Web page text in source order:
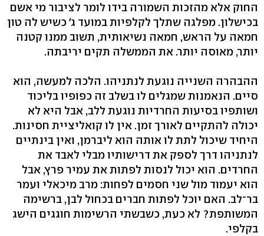
החוק אלא מהזכות השמורה בידו לומר לציבור מי אשם
בכישלון. מפלגה שתלך לקלפיות במועד ג' כשיש לה טון
חמאה על הראש, חמאה נשיאותית, תשוב ממנו קטנה
יותר, מאוסה יותר. את הממשלה תקים יריבתה.
ההבהרה השנייה נוגעת לנתניהו. הלכה למעשה, הוא
סיים. הנאמנות שמגלים לו בשלב זה כפופיו בליכוד
ושותפיו בסיעות החרדיות נוגעת ללב, אבל היא לא
יכולה להתקיים לאורך זמן. אין לו קואליציית חסינות.
היחיד שיכול לתת לו אותה הוא ליברמן, ואין בינתיים
לנתניהו דרך לספק את דרישותיו מבלי לאבד את
החרדים. הוא יכול לנסות לפתות את עמיר פרץ, אבל
הוא יעמוד מול שני חסמים לפחות: מרב מיכאלי ועמר
בר־לב. האם יוכל לפתות חברים בכחול לבן, ברשימה
המשותפת? לא כעת, כשבשתי הרשימות חוגגים הישג
בקלפי.